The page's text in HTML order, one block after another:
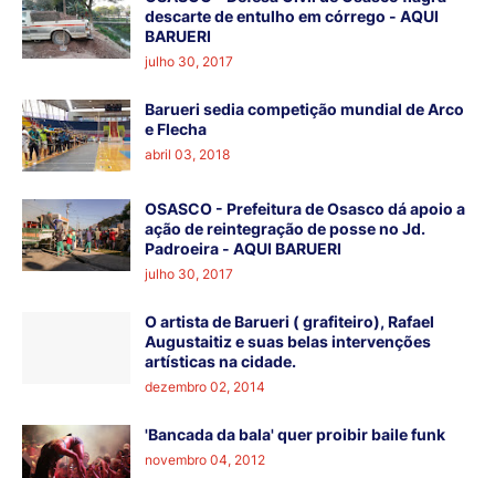
descarte de entulho em córrego - AQUI
BARUERI
julho 30, 2017
Barueri sedia competição mundial de Arco
e Flecha
abril 03, 2018
OSASCO - Prefeitura de Osasco dá apoio a
ação de reintegração de posse no Jd.
Padroeira - AQUI BARUERI
julho 30, 2017
O artista de Barueri ( grafiteiro), Rafael
Augustaitiz e suas belas intervenções
artísticas na cidade.
dezembro 02, 2014
'Bancada da bala' quer proibir baile funk
novembro 04, 2012